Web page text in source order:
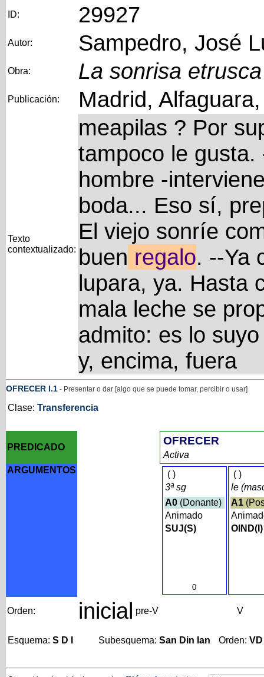
ID: 29927
Autor: Sampedro, José
Obra: La sonrisa etrusca
Publicación: Madrid,
Texto
contextualizado:
meapilas ? Por
tampoco le
hombre -
boda... Eso sí,
El viejo sonríe
buen regalo. --Ya
lupara, ya. Hasta
mala leche se
admito: es lo
y, encima, fuera
OFRECER I.1- Presentar o dar [algo que se puede tomar, percibir o usar]
Clase: Transferencia
PREDICADO
OFRECER
Activa
ARGUMENTOS
()
3ª sg
A0(Donante)
Animado
SUJ(S)
0
()
le
A1
OIND(I)
Orden: inicial pre-V V
Esquema: S D I Subesquema: San Din Ian Orden: VD